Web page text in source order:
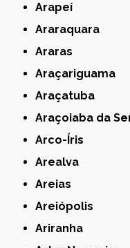
Arapeí
Araraquara
Araras
Araçariguama
Araçatuba
Araçoiaba da
Arco-Íris
Arealva
Areias
Areiópolis
Ariranha